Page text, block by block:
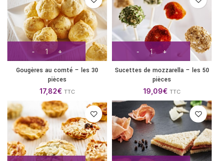
Gougères au comté – les 30
pièces
17,82€ TTC
Sucettes de mozzarella – les 50
pièces
19,09€ TTC